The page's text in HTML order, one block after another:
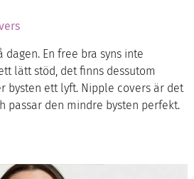
En free bra syns inte
lätt stöd, det finns dessutom
bysten ett lyft. Nipple covers är det
passar den mindre bysten perfekt.